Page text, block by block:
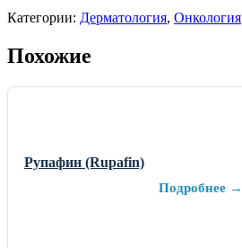
Категории: Дерматология, Онкология
Похожие
Рупафин (Rupafin)
Подробнее →